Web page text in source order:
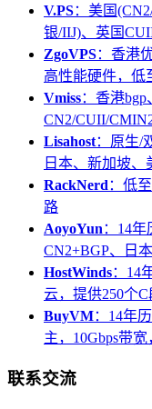
V.PS：美国
银/IIJ)、英国
ZgoVPS：香港
高性能硬件，低
Vmiss：香港
CN2/CUII/
Lisahost：原生/
日本、新加坡、
RackNerd ：低
路
AoyoYun ：14
CN2+BGP、日
HostWinds：14
云，提供250个
BuyVM：14年
主，10Gbps带
联系交流